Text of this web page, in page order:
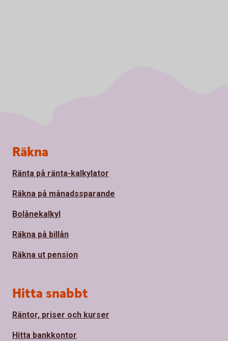
Sidfot
Räkna
Ränta på ränta-kalkylator
Räkna på månadssparande
Bolånekalkyl
Räkna på billån
Räkna ut pension
Hitta snabbt
Räntor, priser och kurser
Hitta bankkontor